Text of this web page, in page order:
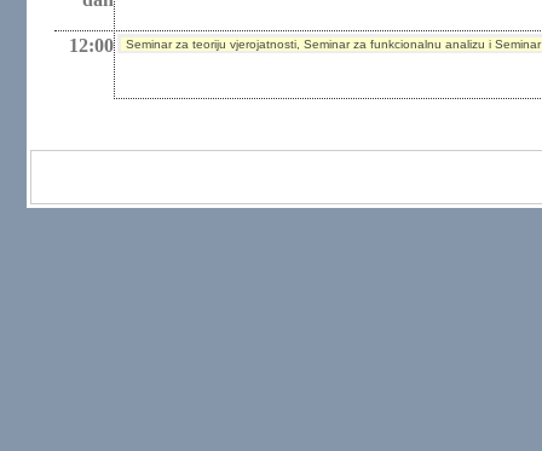
12:00 Seminar za teoriju vjerojatnosti, Seminar za funkcionalnu analizu i